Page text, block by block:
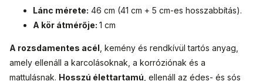
Lánc mérete: 46 cm (41 cm + 5 cm-es hosszabbítás).
A kör átmérője: 1 cm
A rozsdamentes acél , kemény és rendkívül tartós anyag,
amely ellenáll a karcolásoknak, a korróziónak és a
mattulásnak. Hosszú élettartamú , ellenáll az édes- és sós